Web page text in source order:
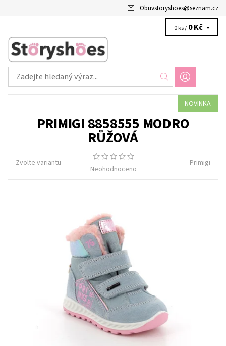
Obuvstoryshoes@seznam.cz
0 ks / 0 Kč
NOVINKA
PRIMIGI 8858555 MODRO
RŮŽOVÁ
Zvolte variantu
Neohodnoceno
Primigi